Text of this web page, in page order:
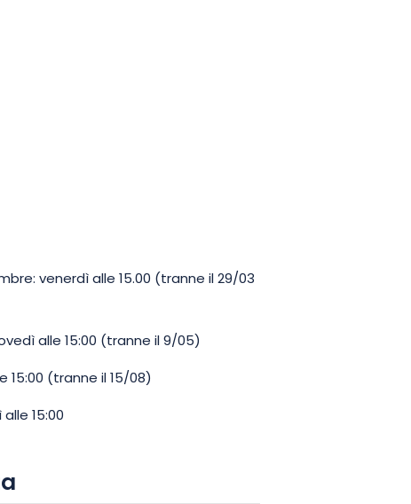
venerdì alle 15.00 (tranne il 29/03
alle 15:00 (tranne il 9/05)
15:00 (tranne il 15/08)
15:00